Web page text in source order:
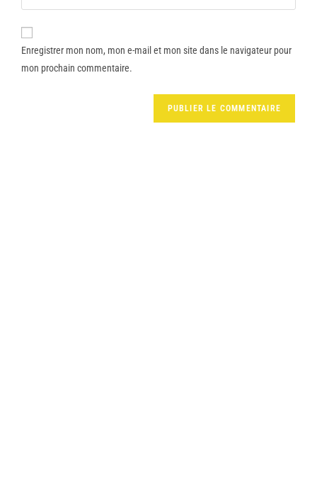
Enregistrer mon nom, mon e-mail et mon site dans le navigateur pour
mon prochain commentaire.